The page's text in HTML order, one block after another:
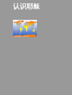
认识耶稣